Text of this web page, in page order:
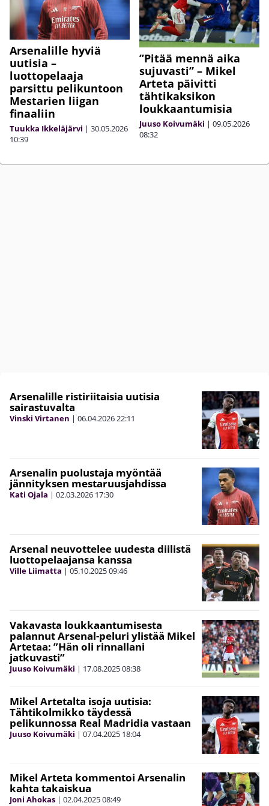
Arsenalille hyviä
uutisia –
luottopelaaja
parsittu pelikuntoon
Mestarien liigan
finaaliin
Tuukka Ikkeläjärvi | 30.05.2026
10:39
”Pitää mennä aika
sujuvasti” – Mikel
Arteta päivitti
tähtikaksikon
loukkaantumisia
Juuso Koivumäki | 09.05.2026
08:32
Arsenalille ristiriitaisia uutisia
sairastuvalta
Vinski Virtanen | 06.04.202622:11
Arsenalin puolustaja myöntää
jännityksen mestaruusjahdissa
Kati Ojala | 02.03.2026 17:30
Arsenal neuvottelee uudesta diilistä
luottopelaajansa kanssa
Ville Liimatta | 05.10.202509:46
Vakavasta loukkaantumisesta
palannut Arsenal-peluri ylistää Mikel
Artetaa: ”Hän oli rinnallani
jatkuvasti”
Juuso Koivumäki | 17.08.202508:38
Mikel Artetalta isoja uutisia:
Tähtikolmikko täydessä
pelikunnossa Real Madridia vastaan
Juuso Koivumäki | 07.04.2025 18:04
Mikel Arteta kommentoi Arsenalin
kahta takaiskua
Joni Ahokas | 02.04.202508:49